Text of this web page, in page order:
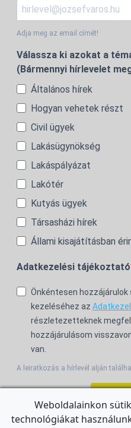
Adja meg az email címét!
Válassza ki azokat a
(Bármennyi hírlevelet
Általános hírek
Hogyan vehetek részt
Civil ügyek
Lakásügynökség
Lakáspályázat
Lakótér
Kutyás ügyek
Társasházi hírek
Állami kisajátításban
Adatkezelési tájékoztató
Önkéntesen
kezeléséhez az
részletezetteknek
hozzájárulásom
van.
A leiratkozás a hírlevél alján
Weboldalainkon
technológiákat